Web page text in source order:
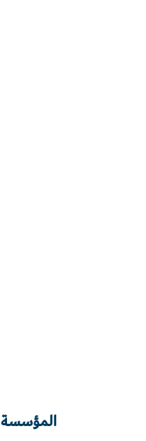
المؤسسة